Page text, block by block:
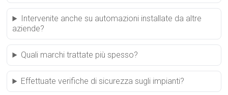
Intervenite anche su automazioni installate da altre
aziende?
Quali marchi trattate più spesso?
Effettuate verifiche di sicurezza sugli impianti?